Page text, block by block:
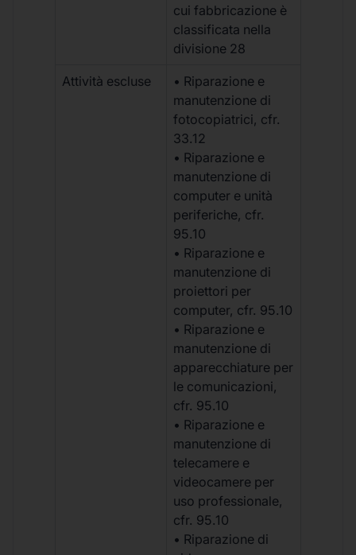
cui fabbricazione è
classificata nella
divisione 28
Attività escluse
• Riparazione e
manutenzione di
fotocopiatrici, cfr.
33.12
• Riparazione e
manutenzione di
computer e unità
periferiche, cfr.
95.10
• Riparazione e
manutenzione di
proiettori per
computer, cfr. 95.10
• Riparazione e
manutenzione di
apparecchiature per
le comunicazioni,
cfr. 95.10
• Riparazione e
manutenzione di
telecamere e
videocamere per
uso professionale,
cfr. 95.10
• Riparazione di